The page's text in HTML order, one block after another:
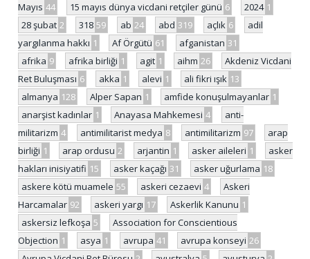
Mayıs 44 15 mayıs dünya vicdani retçiler günü 6 2024 1
28 şubat 2 318 59 ab 24 abd 319 açlık 6
adil
yargılanma hakkı 1 Af Örgütü 61 afganistan 31
afrika 9 afrika birliği 1 agit 1 aihm 26
Akdeniz Vicdani
Ret Buluşması 6 akka 1 alevi 1 ali fikri ışık 13
almanya 128 Alper Sapan 1 amfide konuşulmayanlar 1
anarşist kadınlar 1 Anayasa Mahkemesi 4
anti-
militarizm 4 antimilitarist medya 8 antimilitarizm 97
arap
birliği 1 arap ordusu 2 arjantin 1 asker aileleri 1
asker
hakları inisiyatifi 15 asker kaçağı 31 asker uğurlama 18
askere kötü muamele 55 askeri cezaevi 4
Askeri
Harcamalar 92 askeri yargı 17 Askerlik Kanunu 1
askersiz lefkoşa 5
Association for Conscientious
Objection 1 asya 1 avrupa 41 avrupa konseyi 26